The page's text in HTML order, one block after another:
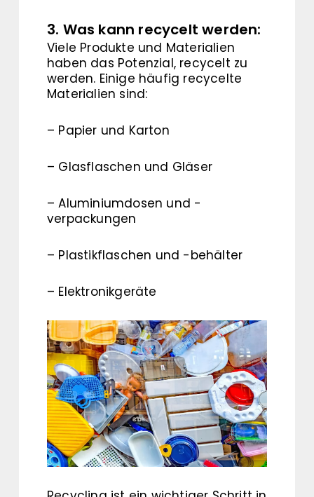
3. Was kann recycelt werden:
Viele Produkte und Materialien
haben das Potenzial, recycelt zu
werden. Einige häufig recycelte
Materialien sind:
– Papier und Karton
– Glasflaschen und Gläser
– Aluminiumdosen und -
verpackungen
– Plastikflaschen und -behälter
– Elektronikgeräte